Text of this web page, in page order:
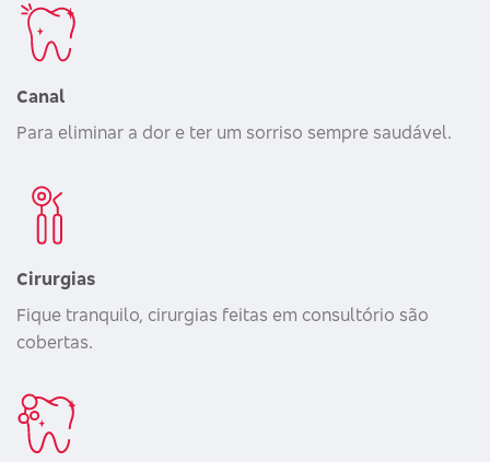
Canal
Para eliminar a dor e ter um sorriso sempre saudável.
Cirurgias
Fique tranquilo, cirurgias feitas em consultório são
cobertas.